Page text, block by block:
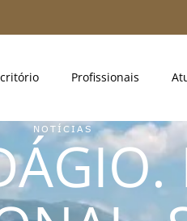
Profissionais
NOTÍCIAS